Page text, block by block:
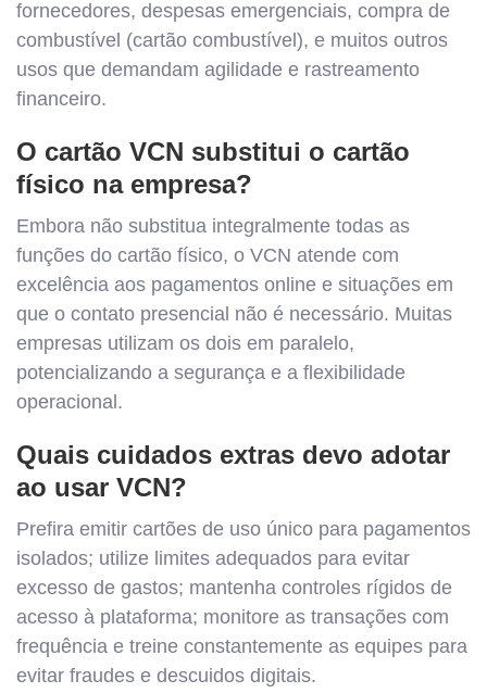
fornecedores, despesas emergenciais, compra de
combustível (cartão combustível), e muitos outros
usos que demandam agilidade e rastreamento
financeiro.
O cartão VCN substitui o cartão
físico na empresa?
Embora não substitua integralmente todas as
funções do cartão físico, o VCN atende com
excelência aos pagamentos online e situações em
que o contato presencial não é necessário. Muitas
empresas utilizam os dois em paralelo,
potencializando a segurança e a flexibilidade
operacional.
Quais cuidados extras devo adotar
ao usar VCN?
Prefira emitir cartões de uso único para pagamentos
isolados; utilize limites adequados para evitar
excesso de gastos; mantenha controles rígidos de
acesso à plataforma; monitore as transações com
frequência e treine constantemente as equipes para
evitar fraudes e descuidos digitais.